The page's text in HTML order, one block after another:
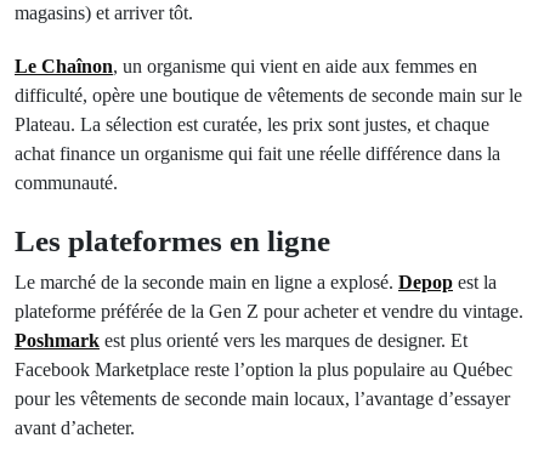
magasins) et arriver tôt.
Le Chaînon, un organisme qui vient en aide aux femmes en
difficulté, opère une boutique de vêtements de seconde main sur le
Plateau. La sélection est curatée, les prix sont justes, et chaque
achat finance un organisme qui fait une réelle différence dans la
communauté.
Les plateformes en ligne
Le marché de la seconde main en ligne a explosé. Depop est la
plateforme préférée de la Gen Z pour acheter et vendre du vintage.
Poshmark est plus orienté vers les marques de designer. Et
Facebook Marketplace reste l’option la plus populaire au Québec
pour les vêtements de seconde main locaux, l’avantage d’essayer
avant d’acheter.